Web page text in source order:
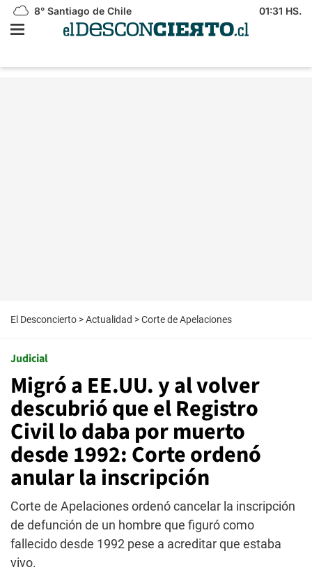
8° Santiago de Chile 01:31 HS.
El Desconcierto >Actualidad >Corte de Apelaciones
Judicial
Migró a EE.UU. y al volver
descubrió que el Registro
Civil lo daba por muerto
desde 1992: Corte ordenó
anular la inscripción
Corte de Apelaciones ordenó cancelar la inscripción
de defunción de un hombre que figuró como
fallecido desde 1992 pese a acreditar que estaba
vivo.